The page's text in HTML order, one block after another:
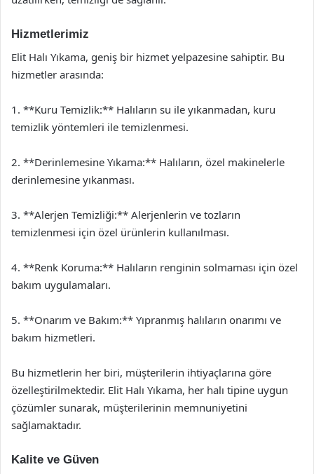
Hizmetlerimiz
Elit Halı Yıkama, geniş bir hizmet yelpazesine sahiptir. Bu
hizmetler arasında:
1. **Kuru Temizlik:** Halıların su ile yıkanmadan, kuru
temizlik yöntemleri ile temizlenmesi.
2. **Derinlemesine Yıkama:** Halıların, özel makinelerle
derinlemesine yıkanması.
3. **Alerjen Temizliği:** Alerjenlerin ve tozların
temizlenmesi için özel ürünlerin kullanılması.
4. **Renk Koruma:** Halıların renginin solmaması için özel
bakım uygulamaları.
5. **Onarım ve Bakım:** Yıpranmış halıların onarımı ve
bakım hizmetleri.
Bu hizmetlerin her biri, müşterilerin ihtiyaçlarına göre
özelleştirilmektedir. Elit Halı Yıkama, her halı tipine uygun
çözümler sunarak, müşterilerinin memnuniyetini
sağlamaktadır.
Kalite ve Güven